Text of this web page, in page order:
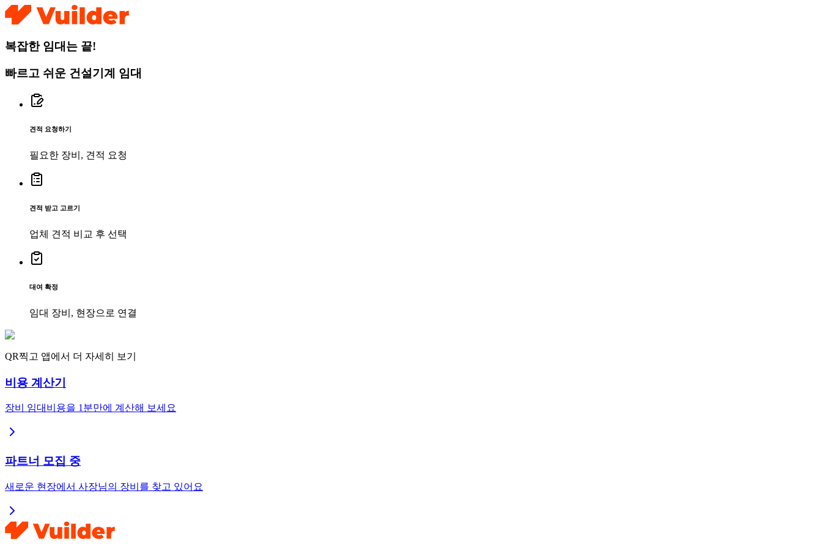
복잡한 임대는 끝!
빠르고 쉬운 건설기계 임대
견적 요청하기
필요한 장비, 견적 요청
견적 받고 고르기
업체 견적 비교 후 선택
대여 확정
임대 장비, 현장으로 연결
QR찍고 앱에서 더 자세히 보기
비용 계산기
장비 임대비용을 1분만에 계산해 보세요
파트너 모집 중
새로운 현장에서 사장님의 장비를 찾고 있어요